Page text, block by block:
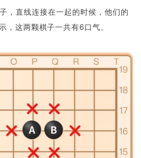
，直线连接在一起的时候，他们的
，这两颗棋子一共有6口气。